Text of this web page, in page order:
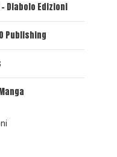
- Diabolo Edizioni
Publishing